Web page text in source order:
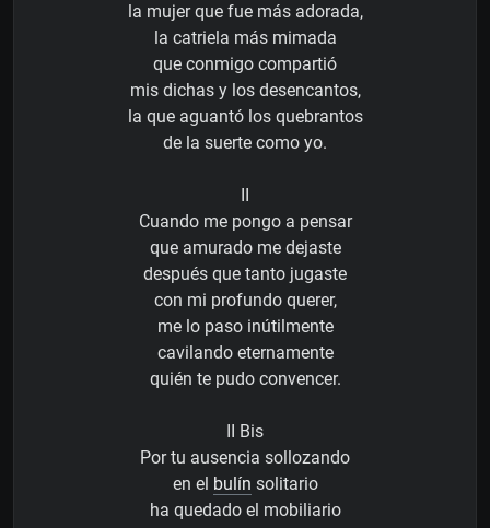
la mujer que fue más adorada,
la catriela más mimada
que conmigo compartió
mis dichas y los desencantos,
la que aguantó los quebrantos
de la suerte como yo.
Cuando me pongo a pensar
que amurado me dejaste
después que tanto jugaste
con mi profundo querer,
me lo paso inútilmente
cavilando eternamente
quién te pudo convencer.
II Bis
Por tu ausencia sollozando
en el bulín solitario
ha quedado el mobiliario